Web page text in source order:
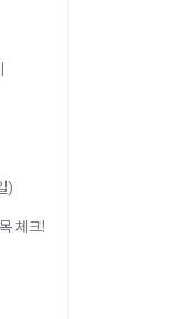
)
체크!